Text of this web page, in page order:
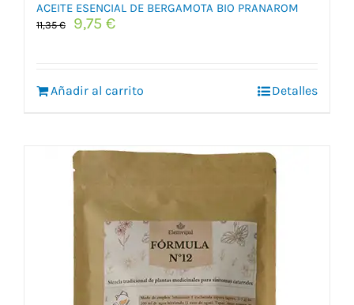
ACEITE ESENCIAL DE BERGAMOTA BIO PRANAROM
11,35€
El
11,35 €.
9,75 €El
9,75 €.
Añadir al carrito Detalles